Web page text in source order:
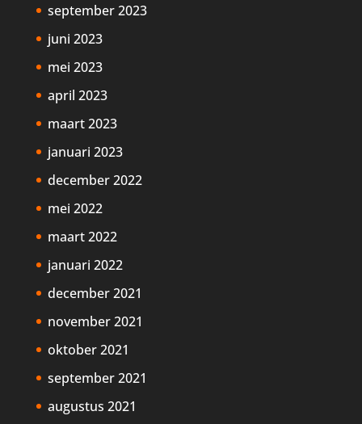
september 2023
juni 2023
mei 2023
april 2023
maart 2023
januari 2023
december 2022
mei 2022
maart 2022
januari 2022
december 2021
november 2021
oktober 2021
september 2021
augustus 2021